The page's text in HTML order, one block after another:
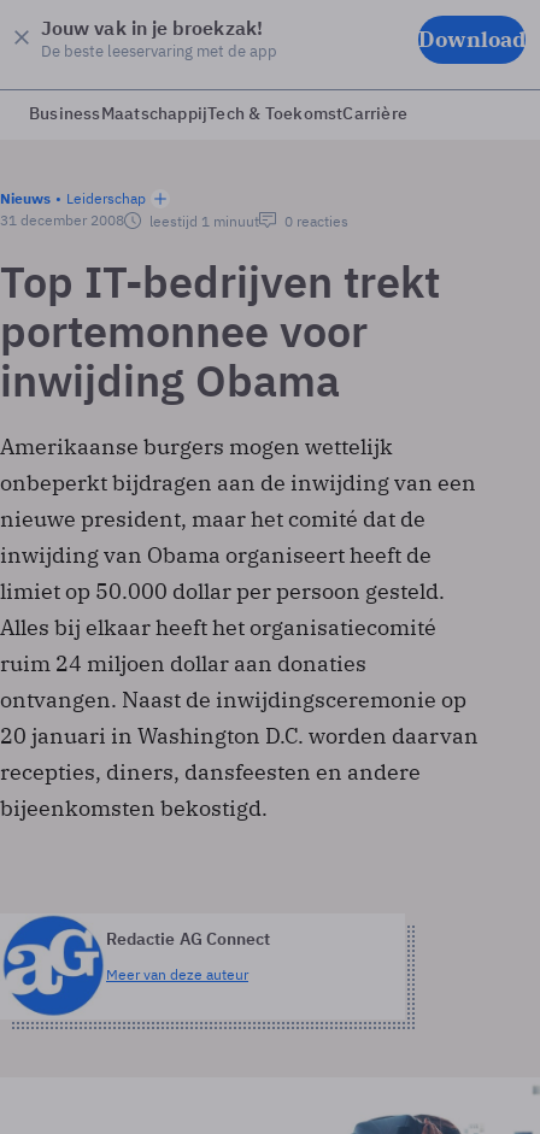
Jouw vak in je broekzak!
De beste leeservaring met de app Download
BusinessMaatschappijTech & ToekomstCarrière
Nieuws
Leiderschap
31 december 2008
leestijd 1 minuut 0 reacties
Top IT-bedrijven trekt
portemonnee voor
inwijding Obama
Amerikaanse burgers mogen wettelijk
onbeperkt bijdragen aan de inwijding van een
nieuwe president, maar het comité dat de
inwijding van Obama organiseert heeft de
limiet op 50.000 dollar per persoon gesteld.
Alles bij elkaar heeft het organisatiecomité
ruim 24 miljoen dollar aan donaties
ontvangen. Naast de inwijdingsceremonie op
20 januari in Washington D.C. worden daarvan
recepties, diners, dansfeesten en andere
bijeenkomsten bekostigd.
Redactie AG Connect
Meer van deze auteur